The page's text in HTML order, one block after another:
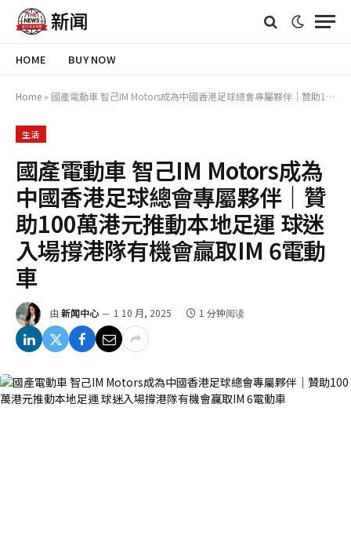
HOME BUY NOW
Home » 國產電動車 智己IM Motors成為中國香港足球總會專屬夥伴｜贊助100萬港元推動本地足運 球迷入場撐港隊有機會贏取IM 6電動車
生活
國產電動車 智己IM Motors成為
中國香港足球總會專屬夥伴｜贊
助100萬港元推動本地足運 球迷
入場撐港隊有機會贏取IM 6電動
車
由 新闻中心 1 10 月, 2025 1 分钟阅读